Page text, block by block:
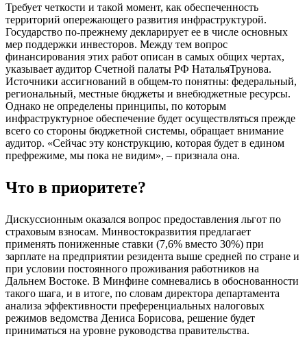
Требует четкости и такой момент, как обеспеченность
территорий опережающего развития инфраструктурой.
Государство по-прежнему декларирует ее в числе основных
мер поддержки инвесторов. Между тем вопрос
финансирования этих работ описан в самых общих чертах,
указывает аудитор Счетной палаты РФ НатальяТрунова.
Источники ассигнований в общем-то понятны: федеральный,
региональный, местные бюджеты и внебюджетные ресурсы.
Однако не определены принципы, по которым
инфраструктурное обеспечение будет осуществляться прежде
всего со стороны бюджетной системы, обращает внимание
аудитор. «Сейчас эту конструкцию, которая будет в едином
префрежиме, мы пока не видим», – признала она.
Что в приоритете?
Дискуссионным оказался вопрос предоставления льгот по
страховым взносам. Минвостокразвития предлагает
применять пониженные ставки (7,6% вместо 30%) при
зарплате на предприятии резидента выше средней по стране и
при условии постоянного проживания работников на
Дальнем Востоке. В Минфине сомневались в обоснованности
такого шага, и в итоге, по словам директора департамента
анализа эффективности преференциальных налоговых
режимов ведомства Дениса Борисова, решение будет
приниматься на уровне руководства правительства.